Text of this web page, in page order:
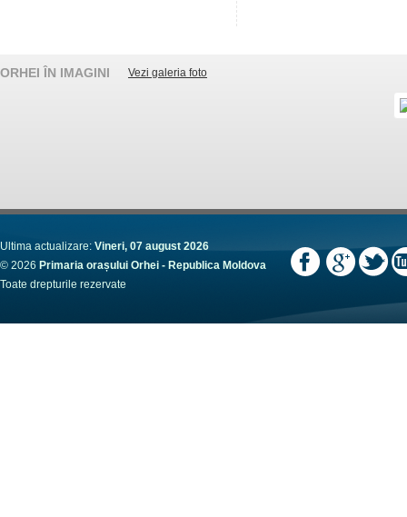
ORHEI ÎN IMAGINI Vezi galeria foto
Ultima actualizare: Vineri, 07 august 2026
© 2026 Primaria orașului Orhei - Republica Moldova
Toate drepturile rezervate